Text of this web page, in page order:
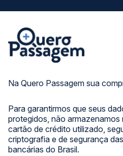
Na Quero Passagem sua
Para garantirmos que seus
protegidos, não
cartão de crédito utilizado,
criptografia e de segurança
bancárias do Brasil.